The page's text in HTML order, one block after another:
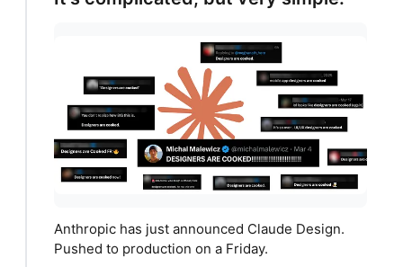
Anthropic has just announced Claude Design.
Pushed to production on a Friday.